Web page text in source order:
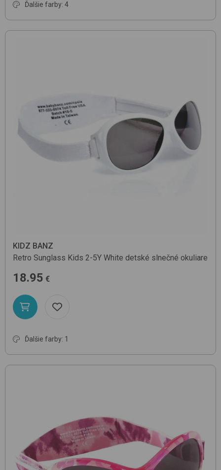
Ďalšie farby: 4
KIDZ BANZ
Retro Sunglass Kids 2-5Y White detské slnečné okuliare
18.95 €
Ďalšie farby: 1